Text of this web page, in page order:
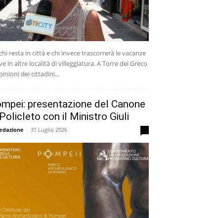
resta in città e chi invece trascorrerà le vacanze
in altre località di villeggiatura. A Torre del Greco
dei cittadini...
presentazione del Canone
con il Ministro Giuli
- 31 Luglio 2026